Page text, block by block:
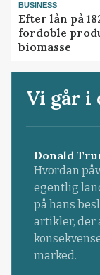
BUSINESS
Efter lån på
fordoble
biomasse
Vi går i
Donald
Hvordan
egentlig
på hans
artikler, der
marked.